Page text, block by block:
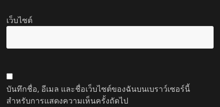
เว็บไซต์
บันทึกชื่อ, อีเมล และชื่อเว็บไซต์ของฉันบนเบราว์เซอร์นี้
สำหรับการแสดงความเห็นครั้งถัดไป